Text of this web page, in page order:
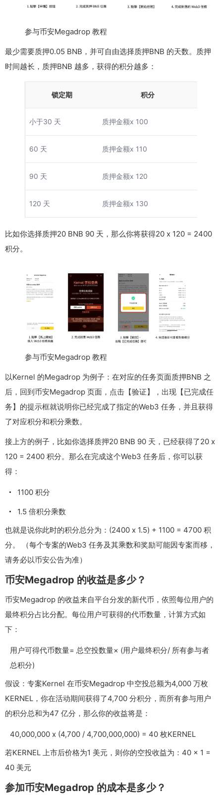
参与币安Megadrop 教程
最少需要质押0.05 BNB，并可自由选择质押BNB 的天数。质押
时间越长，质押BNB 越多，获得的积分越多：
锁定期 积分
小于30 天 质押金额x 100
60 天 质押金额x 110
90 天 质押金额x 120
120 天 质押金额x 130
比如你选择质押20 BNB 90 天，那么你将获得20 x 120 = 2400
积分。
参与币安Megadrop 教程
以Kernel 的Megadrop 为例子：在对应的任务页面质押BNB 之
后，回到币安Megadrop 页面，点击【验证】，出现【已完成任
务】的提示框就说明你已经完成了指定的Web3 任务，并且获得
了对应积分和积分乘数。
接上方的例子，比如你选择质押20 BNB 90 天，已经获得了20 x
120 = 2400 积分。那么在完成这个Web3 任务后，你可以获
得：
1100 积分
1.5 倍积分乘数
也就是说你此时的积分总分为：(2400 x 1.5) + 1100 = 4700 积
分。 （每个专案的Web3 任务及其乘数和奖励可能因专案而移，
请务必以币安公告为准）
币安Megadrop 的收益是多少？
币安Megadrop 的收益来自平台分发的新代币，依照每位用户的
最终积分占比分配。每位用户可获得的代币数量，计算方式如
下：
用户可得代币数量= 总空投数量× (用户最终积分/ 所有参与者
总积分)
假设：专案Kernel 在币安Megadrop 中空投总额为4,000 万枚
KERNEL，你在活动期间获得了4,700 分积分，而所有参与用户
的积分总和为47 亿分，那么你的收益将是：
40,000,000 x (4,700 / 4,700,000,000) = 40 枚KERNEL
若KERNEL 上市后价格为1 美元，则你的空投收益为：40 × 1 =
40 美元
参加币安Megadrop 的成本是多少？